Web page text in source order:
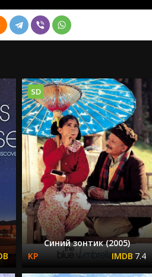
SD
Синий зонтик (2005)
7.4